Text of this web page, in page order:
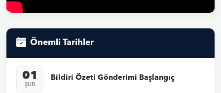
Önemli Tarihler
01
ŞUB
Bildiri Özeti Gönderimi Başlangıç